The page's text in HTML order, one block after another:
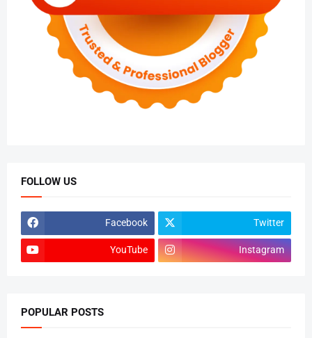
FOLLOW US
Facebook Twitter
YouTube Instagram
POPULAR POSTS